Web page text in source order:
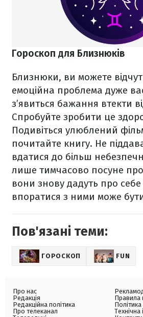
Гороскоп для Близнюків
Близнюки, ви можете
емоційна проблема дуже
з’явиться бажання втекти
Спробуйте зробити це
Подивіться улюблений
почитайте книгу. Не
вдатися до більш
лише тимчасово посуне
вони знову дадуть про
впоратися з ними може
Пов'язані теми:
ГОРОСКОП FUN
Про нас
Редакція
Редакційна політика
Про телеканал
Правила
Політика
Технічна